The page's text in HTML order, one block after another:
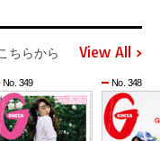
ちらから View All
No. 349 No. 348